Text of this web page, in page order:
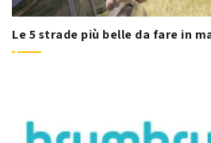
Le 5 strade più belle da fare in